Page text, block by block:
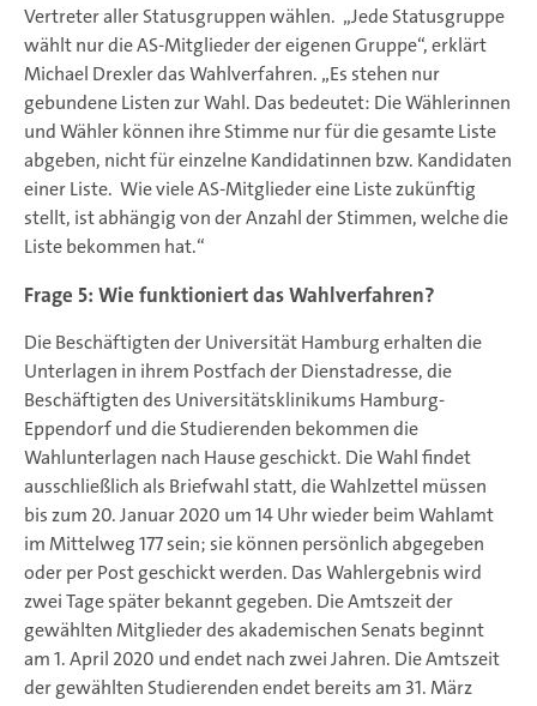
Vertreter aller Statusgruppen wählen. „Jede Statusgruppe
wählt nur die AS-Mitglieder der eigenen Gruppe“, erklärt
Michael Drexler das Wahlverfahren. „Es stehen nur
gebundene Listen zur Wahl. Das bedeutet: Die Wählerinnen
und Wähler können ihre Stimme nur für die gesamte Liste
abgeben, nicht für einzelne Kandidatinnen bzw. Kandidaten
einer Liste. Wie viele AS-Mitglieder eine Liste zukünftig
stellt, ist abhängig von der Anzahl der Stimmen, welche die
Liste bekommen hat.“
Frage 5: Wie funktioniert das Wahlverfahren?
Die Beschäftigten der Universität Hamburg erhalten die
Unterlagen in ihrem Postfach der Dienstadresse, die
Beschäftigten des Universitätsklinikums Hamburg-
Eppendorf und die Studierenden bekommen die
Wahlunterlagen nach Hause geschickt. Die Wahl findet
ausschließlich als Briefwahl statt, die Wahlzettel müssen
bis zum 20. Januar 2020 um 14 Uhr wieder beim Wahlamt
im Mittelweg 177 sein; sie können persönlich abgegeben
oder per Post geschickt werden. Das Wahlergebnis wird
zwei Tage später bekannt gegeben. Die Amtszeit der
gewählten Mitglieder des akademischen Senats beginnt
am 1. April 2020 und endet nach zwei Jahren. Die Amtszeit
der gewählten Studierenden endet bereits am 31. März